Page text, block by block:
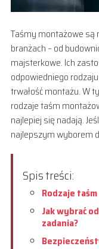
Taśmy montażowe
branżach – od
majsterkowe. Ich
odpowiedniego
trwałość montażu. W
rodzaje taśm
najlepiej się nadają.
najlepszym wyborem
Spis treści:
Rodzaje
Jak wybrać
zadania?